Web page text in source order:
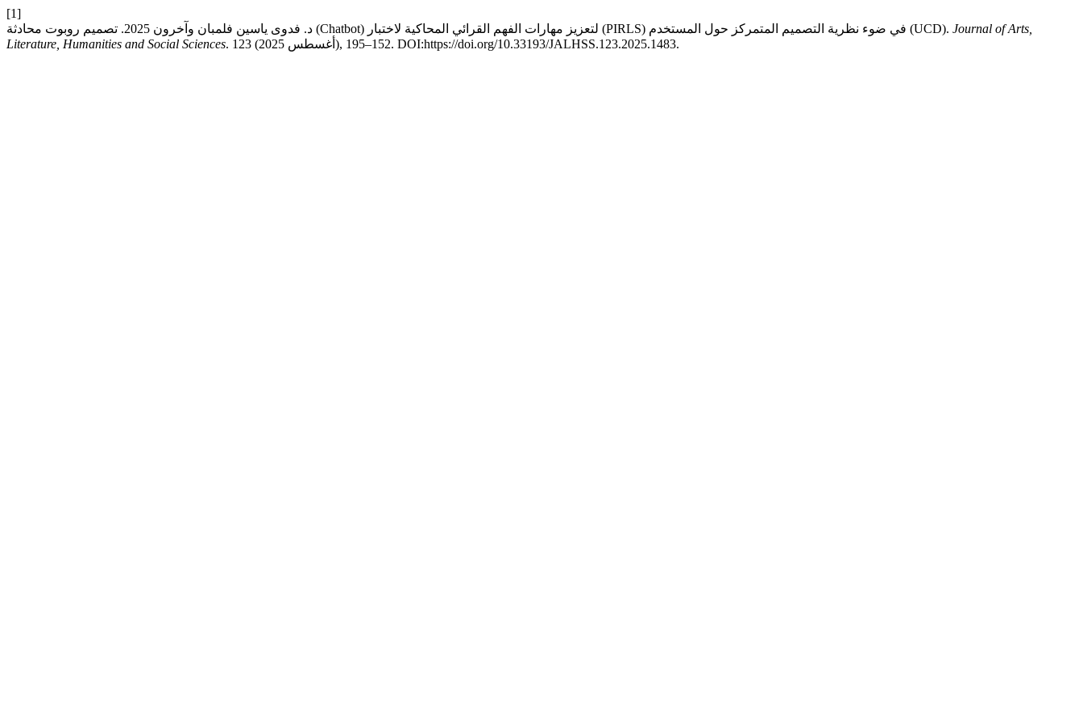
[1]
د. فدوى ياسين فلمبان وآخرون 2025. تصميم روبوت محادثة (Chatbot) لتعزيز مهارات الفهم القرائي المحاكية لاختبار (PIRLS) في ضوء نظرية التصميم المتمركز حول المستخدم (UCD). Journal of Arts,
Literature, Humanities and Social Sciences
. 123 (أغسطس 2025), 152–195. DOI:https://doi.org/10.33193/JALHSS.123.2025.1483.